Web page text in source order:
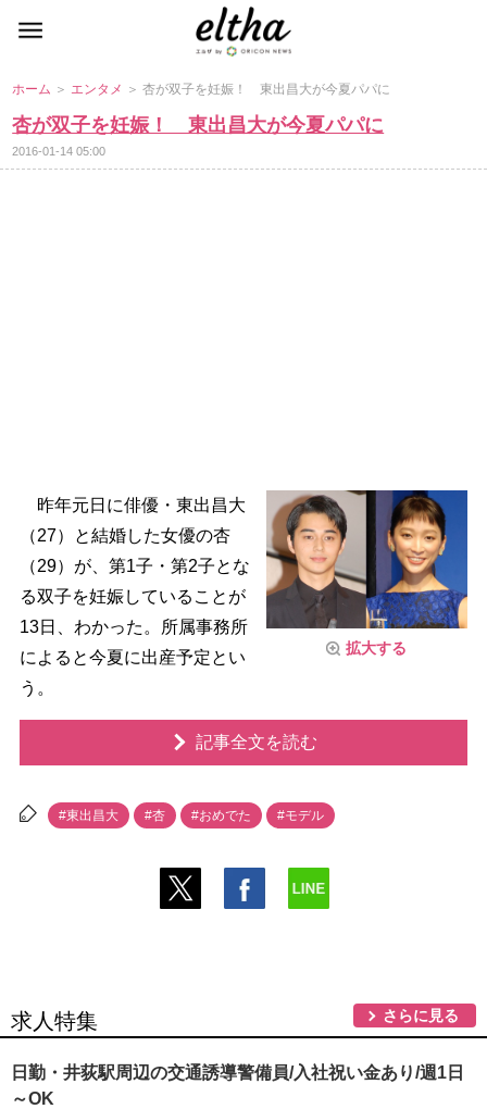
ホーム ＞ エンタメ ＞ 杏が双子を妊娠！ 東出昌大が今夏パパに
杏が双子を妊娠！ 東出昌大が今夏パパに
2016-01-14 05:00
拡大する
昨年元日に俳優・東出昌大
（27）と結婚した女優の杏
（29）が、第1子・第2子とな
る双子を妊娠していることが
13日、わかった。所属事務所
によると今夏に出産予定とい
う。
記事全文を読む
#東出昌大 #杏 #おめでた #モデル
求人特集 さらに見る
日勤・井荻駅周辺の交通誘導警備員/入社祝い金あり/週1日
～OK